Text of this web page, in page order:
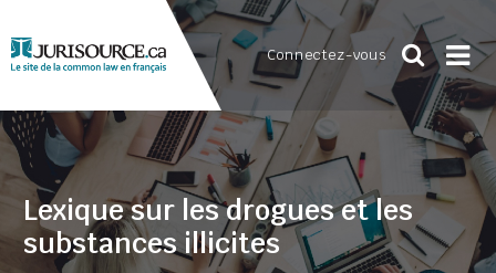
Connectez-vous
Lexique sur les drogues et les
substances illicites